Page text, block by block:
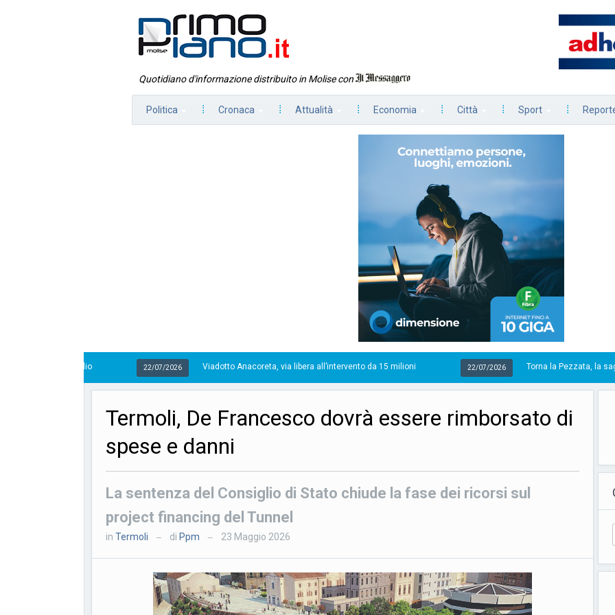
Quotidiano d'informazione distribuito in Molise con
Politica Cronaca Attualità Economia Città Sport
22/07/2026 Viadotto Anacoreta, via libera all’intervento da 15 milioni 22/07/2026 Torna la Pezzata, la sagra che racconta
Termoli, De Francesco dovrà essere rimborsato di
spese e danni
La sentenza del Consiglio di Stato chiude la fase dei ricorsi sul
project financing del Tunnel
in Termoli — di Ppm — 23 Maggio 2026